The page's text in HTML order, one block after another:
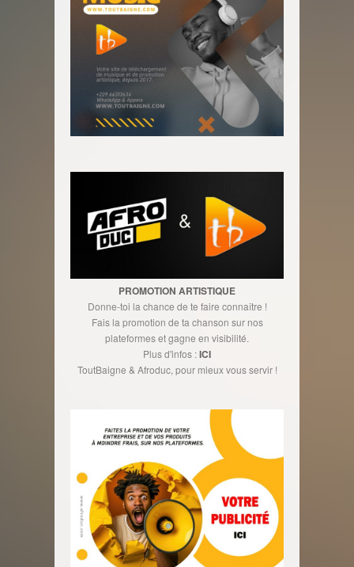
PROMOTION ARTISTIQUE
Donne-toi la chance de te faire connaître !
Fais la promotion de ta chanson sur nos
plateformes et gagne en visibilité.
Plus d'infos :ICI
ToutBaigne & Afroduc, pour mieux vous servir !